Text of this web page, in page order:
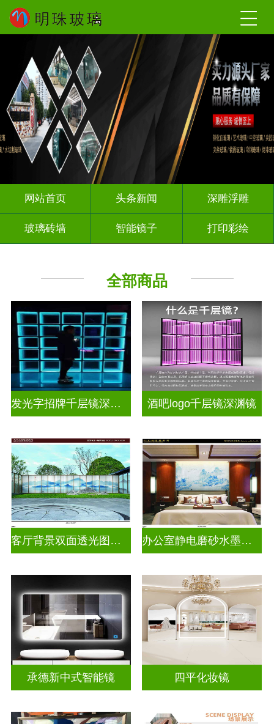
网站首页 头条新闻 深雕浮雕
玻璃砖墙 智能镜子 打印彩绘
全部商品
发光字招牌千层镜深渊镜 酒吧logo千层镜深渊镜
客厅背景双面透光图案水墨画玻璃 办公室静电磨砂水墨山水画玻璃
承德新中式智能镜 四平化妆镜